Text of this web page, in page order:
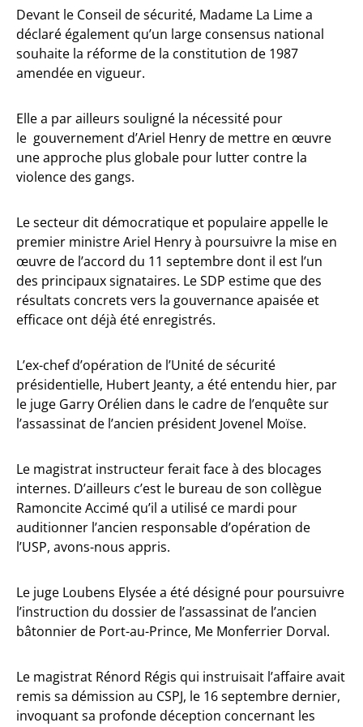
Devant le Conseil de sécurité, Madame La Lime a
déclaré également qu’un large consensus national
souhaite la réforme de la constitution de 1987
amendée en vigueur.
Elle a par ailleurs souligné la nécessité pour
le gouvernement d’Ariel Henry de mettre en œuvre
une approche plus globale pour lutter contre la
violence des gangs.
Le secteur dit démocratique et populaire appelle le
premier ministre Ariel Henry à poursuivre la mise en
œuvre de l’accord du 11 septembre dont il est l’un
des principaux signataires. Le SDP estime que des
résultats concrets vers la gouvernance apaisée et
efficace ont déjà été enregistrés.
L’ex-chef d’opération de l’Unité de sécurité
présidentielle, Hubert Jeanty, a été entendu hier, par
le juge Garry Orélien dans le cadre de l’enquête sur
l’assassinat de l’ancien président Jovenel Moïse.
Le magistrat instructeur ferait face à des blocages
internes. D’ailleurs c’est le bureau de son collègue
Ramoncite Accimé qu’il a utilisé ce mardi pour
auditionner l’ancien responsable d’opération de
l’USP, avons-nous appris.
Le juge Loubens Elysée a été désigné pour poursuivre
l’instruction du dossier de l’assassinat de l’ancien
bâtonnier de Port-au-Prince, Me Monferrier Dorval.
Le magistrat Rénord Régis qui instruisait l’affaire avait
remis sa démission au CSPJ, le 16 septembre dernier,
invoquant sa profonde déception concernant les